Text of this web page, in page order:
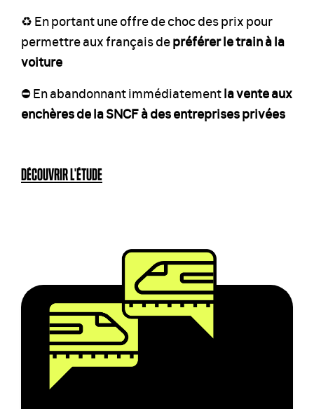
♻️ En portant une offre de choc des prix pour
permettre aux français depréférer le train à la
voiture
⛔️ En abandonnant immédiatementla vente aux
enchères de la SNCF à des entreprises privées
DÉCOUVRIR L'ÉTUDE